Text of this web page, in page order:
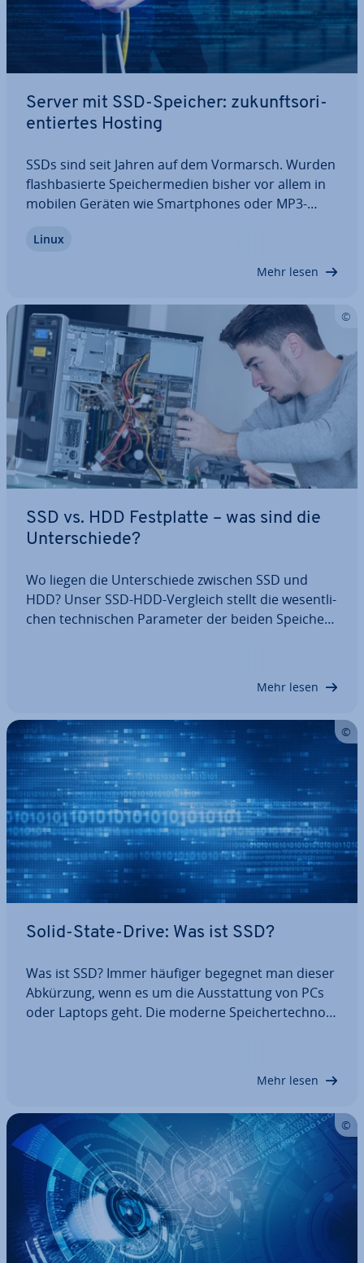
Server mit SSD-Speicher: zu­kunfts­ori­
en­tier­tes Hosting
SSDs sind seit Jahren auf dem Vormarsch. Wurden
flash­ba­sier­te Spei­cher­me­di­en bisher vor allem in
mobilen Geräten wie Smart­phones oder MP3-
Desktop-PCs und Server mit SSD-Speicher. Doch
Linux
Mehr lesen
SSD vs. HDD Fest­plat­te – was sind die
Un­ter­schie­de?
Wo liegen die Un­ter­schie­de zwischen SSD und
HDD? Unser SSD-HDD-Vergleich stellt die we­sent­li­
chen tech­ni­schen Parameter der beiden Spei­cher­
Mehr lesen
Solid-State-Drive: Was ist SSD?
Was ist SSD? Immer häufiger begegnet man dieser
Abkürzung, wenn es um die Aus­stat­tung von PCs
oder Laptops geht. Die moderne Spei­cher­tech­no­
In­dus­trie­an­wen­der. Was eine SSD im Detail ist,…
Mehr lesen